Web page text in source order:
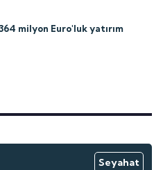
milyon Euro'luk yatırım
Seyahat